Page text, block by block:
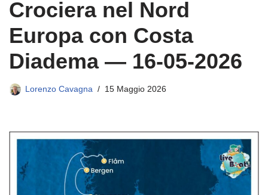
Crociera nel Nord
Europa con Costa
Diadema — 16-05-2026
Lorenzo Cavagna 15 Maggio 2026